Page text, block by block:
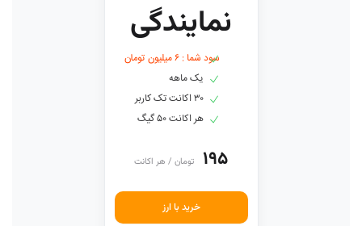
نمایندگی
سود شما : ۶ میلیون تومان
یک ماهه
۳۰ اکانت تک کاربر
هر اکانت ۵۰ گیگ
۱۹۵ تومان / هر اکانت
خرید با ارز